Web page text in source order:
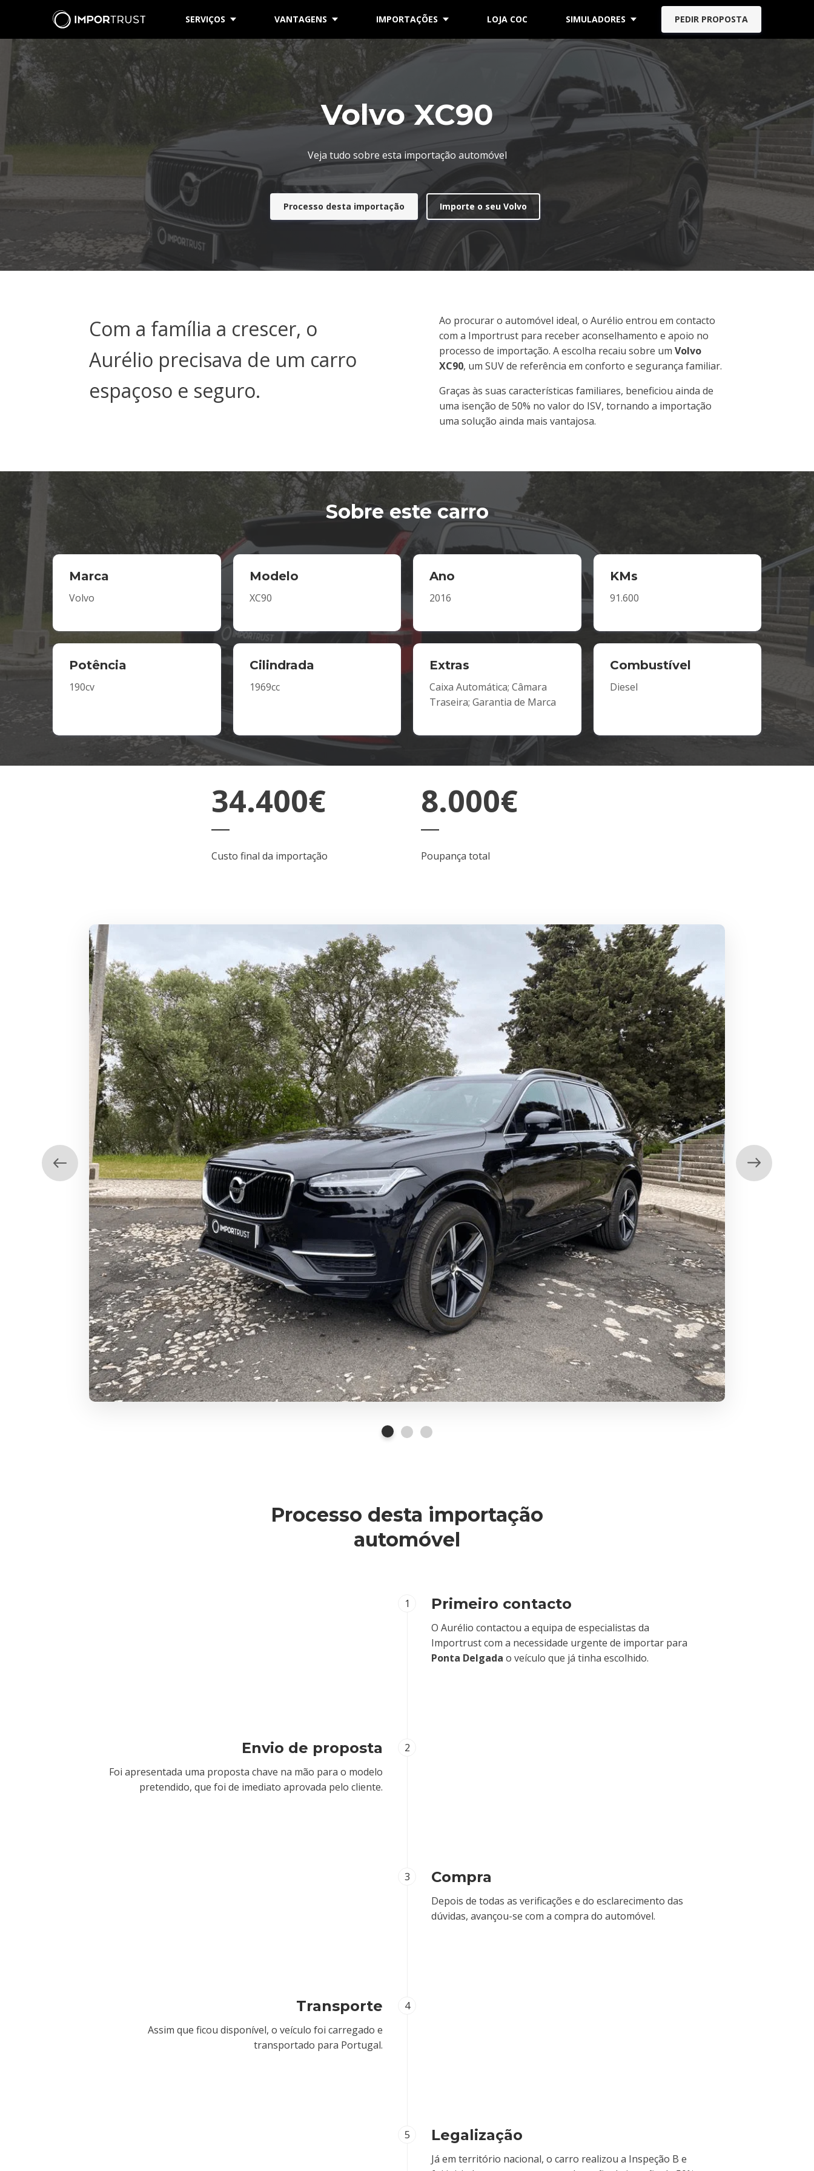
SERVIÇOS VANTAGENS IMPORTAÇÕES LOJA COC SIMULADORES PEDIR PROPOSTA
Volvo XC90
Veja tudo sobre esta importação automóvel
Processo desta importação Importe o seu Volvo
Com a família a crescer, o
Aurélio precisava de um carro
espaçoso e seguro.
Ao procurar o automóvel ideal, o Aurélio entrou em contacto
com a Importrust para receber aconselhamento e apoio no
processo de importação. A escolha recaiu sobre um Volvo
XC90, um SUV de referência em conforto e segurança familiar.
Graças às suas características familiares, beneficiou ainda de
uma isenção de 50% no valor do ISV, tornando a importação
uma solução ainda mais vantajosa.
Sobre este carro
Marca
Volvo
Modelo
XC90
Ano
2016
KMs
91.600
Potência
190cv
Cilindrada
1969cc
Extras
Caixa Automática; Câmara
Traseira; Garantia de Marca
Combustível
Diesel
34.400€
Custo final da importação
8.000€
Poupança total
Processo desta importação
automóvel
1 Primeiro contacto
O Aurélio contactou a equipa de especialistas da
Importrust com a necessidade urgente de importar para
Ponta Delgada o veículo que já tinha escolhido.
2
Envio de proposta
Foi apresentada uma proposta chave na mão para o modelo
pretendido, que foi de imediato aprovada pelo cliente.
3 Compra
Depois de todas as verificações e do esclarecimento das
dúvidas, avançou-se com a compra do automóvel.
4
Transporte
Assim que ficou disponível, o veículo foi carregado e
transportado para Portugal.
5 Legalização
Já em território nacional, o carro realizou a Inspeção B e